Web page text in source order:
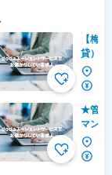
【梅
貸）◆
休二
手当3
★管理
マン
◆土日
残業